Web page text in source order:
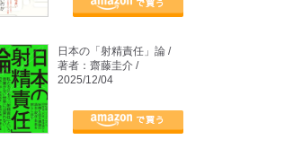
日本の「射精責任」論 /
著者：齋藤圭介 /
2025/12/04